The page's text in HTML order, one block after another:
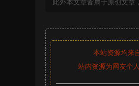
此外本文章皆属于原创文章
本站资源均来
站内资源为网友个